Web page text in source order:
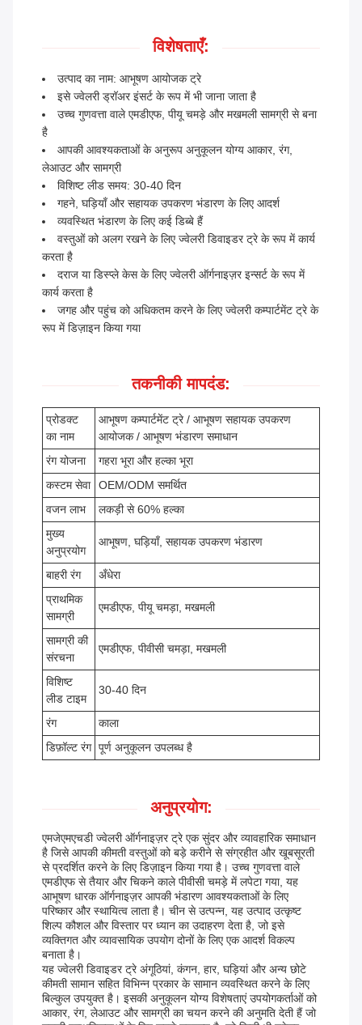
विशेषताएँ:
उत्पाद का नाम: आभूषण आयोजक ट्रे
इसे ज्वेलरी ड्रॉअर इंसर्ट के रूप में भी जाना जाता है
उच्च गुणवत्ता वाले एमडीएफ, पीयू चमड़े और मखमली सामग्री से बना
है
आपकी आवश्यकताओं के अनुरूप अनुकूलन योग्य आकार, रंग,
लेआउट और सामग्री
विशिष्ट लीड समय: 30-40 दिन
गहने, घड़ियाँ और सहायक उपकरण भंडारण के लिए आदर्श
व्यवस्थित भंडारण के लिए कई डिब्बे हैं
वस्तुओं को अलग रखने के लिए ज्वेलरी डिवाइडर ट्रे के रूप में कार्य
करता है
दराज या डिस्प्ले केस के लिए ज्वेलरी ऑर्गनाइज़र इन्सर्ट के रूप में
कार्य करता है
जगह और पहुंच को अधिकतम करने के लिए ज्वेलरी कम्पार्टमेंट ट्रे के
रूप में डिज़ाइन किया गया
तकनीकी मापदंड:
प्रोडक्ट
का नाम
आभूषण कम्पार्टमेंट ट्रे / आभूषण सहायक उपकरण
आयोजक / आभूषण भंडारण समाधान
रंग योजना
गहरा भूरा और हल्का भूरा
कस्टम सेवा
OEM/ODM समर्थित
वजन लाभ
लकड़ी से 60% हल्का
मुख्य
अनुप्रयोग
आभूषण, घड़ियाँ, सहायक उपकरण भंडारण
बाहरी रंग
अँधेरा
प्राथमिक
सामग्री
एमडीएफ, पीयू चमड़ा, मखमली
सामग्री की
संरचना
एमडीएफ, पीवीसी चमड़ा, मखमली
विशिष्ट
लीड टाइम
30-40 दिन
रंग
काला
डिफ़ॉल्ट रंग पूर्ण अनुकूलन उपलब्ध है
अनुप्रयोग:
एमजेएमएचडी ज्वेलरी ऑर्गनाइज़र ट्रे एक सुंदर और व्यावहारिक समाधान
है जिसे आपकी कीमती वस्तुओं को बड़े करीने से संग्रहीत और खूबसूरती
से प्रदर्शित करने के लिए डिज़ाइन किया गया है। उच्च गुणवत्ता वाले
एमडीएफ से तैयार और चिकने काले पीवीसी चमड़े में लपेटा गया, यह
आभूषण धारक ऑर्गनाइज़र आपकी भंडारण आवश्यकताओं के लिए
परिष्कार और स्थायित्व लाता है। चीन से उत्पन्न, यह उत्पाद उत्कृष्ट
शिल्प कौशल और विस्तार पर ध्यान का उदाहरण देता है, जो इसे
व्यक्तिगत और व्यावसायिक उपयोग दोनों के लिए एक आदर्श विकल्प
बनाता है।
यह ज्वेलरी डिवाइडर ट्रे अंगूठियां, कंगन, हार, घड़ियां और अन्य छोटे
कीमती सामान सहित विभिन्न प्रकार के सामान व्यवस्थित करने के लिए
बिल्कुल उपयुक्त है। इसकी अनुकूलन योग्य विशेषताएं उपयोगकर्ताओं को
आकार, रंग, लेआउट और सामग्री का चयन करने की अनुमति देती हैं जो